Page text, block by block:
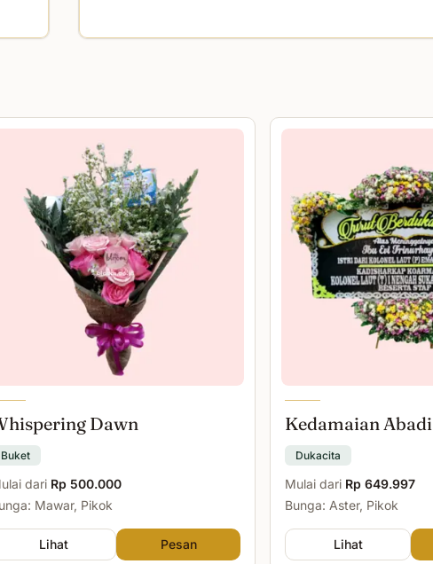
Dawn
Buket
dari Rp 500.000
Mawar, Pikok
Lihat Pesan
Kedamaian Abadi
Dukacita
Mulai dari Rp 649.997
Bunga: Aster, Pikok
Lihat